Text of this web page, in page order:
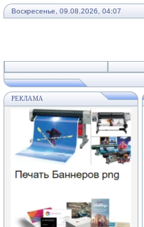
Воскресенье, 09.08.2026, 04:07
РЕКЛАМА